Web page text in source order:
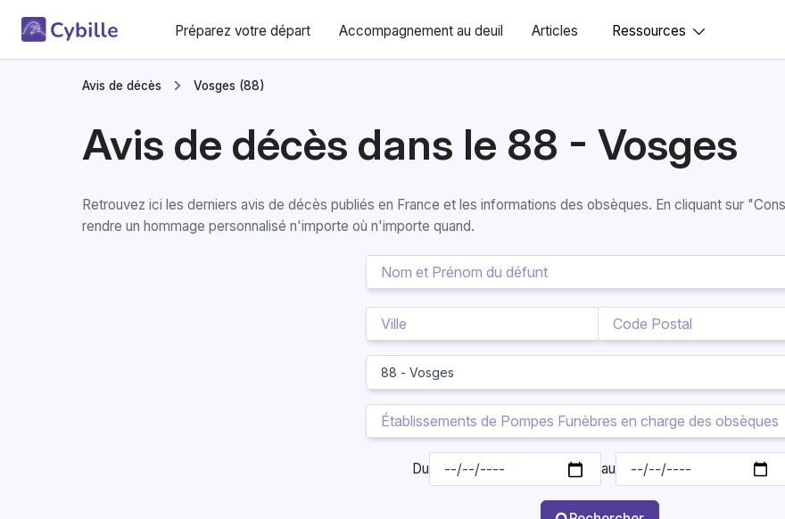
Préparez votre départ Accompagnement au deuil Articles Ressources
Avis de décès Vosges (88)
Avis de décès dans le 88 - Vosges
Retrouvez ici les derniers avis de décès publiés en France et les informations des obsèques. En cliquant sur
rendre un hommage personnalisé n'importe où n'importe quand.
Du au